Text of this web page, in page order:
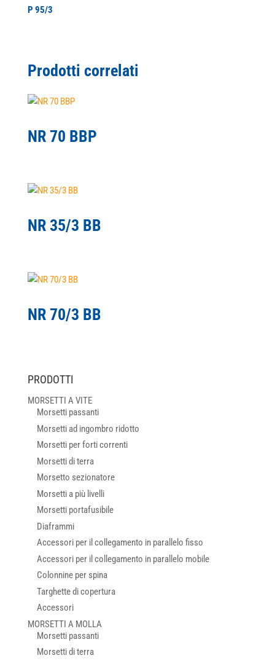
P 95/3
Prodotti correlati
NR 70 BBP
NR 35/3 BB
NR 70/3 BB
PRODOTTI
MORSETTI A VITE
Morsetti passanti
Morsetti ad ingombro ridotto
Morsetti per forti correnti
Morsetti di terra
Morsetto sezionatore
Morsetti a più livelli
Morsetti portafusibile
Diaframmi
Accessori per il collegamento in parallelo fisso
Accessori per il collegamento in parallelo mobile
Colonnine per spina
Targhette di copertura
Accessori
MORSETTI A MOLLA
Morsetti passanti
Morsetti di terra